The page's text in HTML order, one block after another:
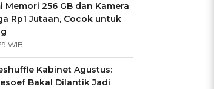
Memori 256 GB dan Kamera
Rp1 Jutaan, Cocok untuk
WIB
Kabinet Agustus:
Bakal Dilantik Jadi